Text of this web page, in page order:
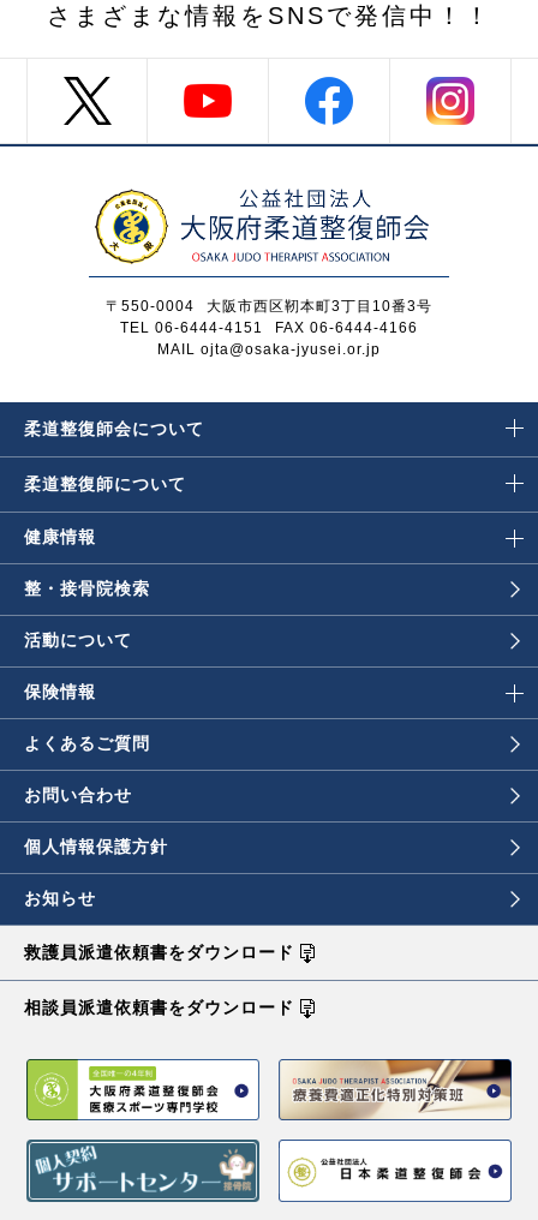
さまざまな情報を SNSで発信中！！
〒550-0004
大阪市西区靭本町3丁目10番3号
TEL 06-6444-4151
FAX 06-6444-4166
MAIL ojta@osaka-jyusei.or.jp
柔道整復師会について
柔道整復師について
健康情報
整・接骨院検索
活動について
保険情報
よくあるご質問
お問い合わせ
個人情報保護方針
お知らせ
救護員派遣依頼書をダウンロード
相談員派遣依頼書をダウンロード